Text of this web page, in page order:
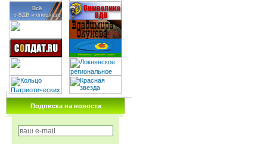
Подписка на новости